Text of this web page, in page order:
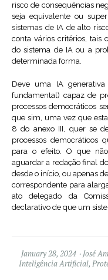
risco de consequências
seja equivalente ou
sistemas de IA de alto
conta vários critérios, tais
do sistema de IA ou a
determinada forma.
Deve uma IA
fundamental) capaz de
processos democráticos
que sim, uma vez que
8 do anexo III, quer se
processos democráticos
para o efeito. O que
aguardar a redação final
desde o início, ou apenas
correspondente para
ato delegado da
declarativo de que um
January 28, 2024 José
Inteligência Artificial,